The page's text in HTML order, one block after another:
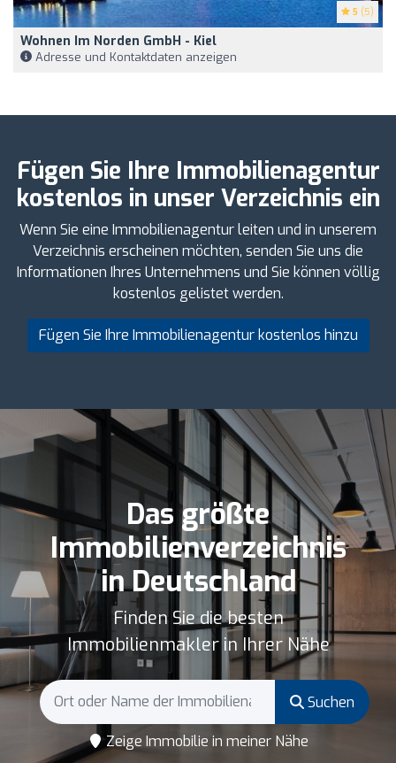
5 (5)
Wohnen Im Norden GmbH - Kiel
Adresse und Kontaktdaten anzeigen
Fügen Sie Ihre Immobilienagentur
kostenlos in unser Verzeichnis ein
Wenn Sie eine Immobilienagentur leiten und in unserem
Verzeichnis erscheinen möchten, senden Sie uns die
Informationen Ihres Unternehmens und Sie können völlig
kostenlos gelistet werden.
Fügen Sie Ihre Immobilienagentur kostenlos hinzu
Das größte
Immobilienverzeichnis
in Deutschland
Finden Sie die besten
Immobilienmakler in Ihrer Nähe
Suchen
Zeige Immobilie in meiner Nähe